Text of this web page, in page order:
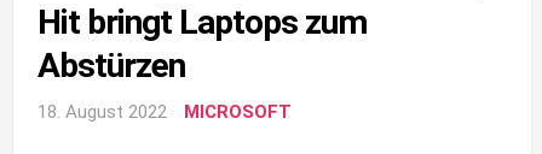
Hit bringt Laptops zum
Abstürzen
18. August 2022 MICROSOFT